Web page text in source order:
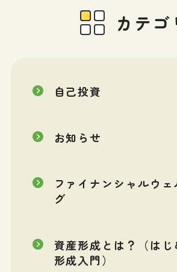
カテゴ
自己投資
お知らせ
ファイナンシャルウェ
グ
資産形成とは？（はじ
形成入門）